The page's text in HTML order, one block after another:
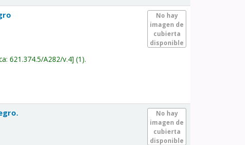
No hay
imagen de
cubierta
disponible
621.374.5/A282/v.4 (1).
No hay
imagen de
cubierta
disponible